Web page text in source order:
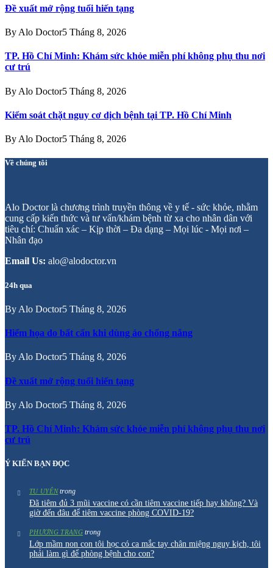
Đề xuất mở rộng tuổi hiến tạng
By Alo Doctor5 Tháng 8, 2026
TP. Hồ Chí Minh: Khám sức khỏe miễn phí không phụ thu nơi
cư trú
By Alo Doctor5 Tháng 8, 2026
Kiểm soát chặt nguy cơ dịch bệnh tại TP. Hồ Chí Minh
By Alo Doctor5 Tháng 8, 2026
Về chúng tôi
Alo Doctor là chương trình truyền thông về y tế - sức khỏe, nhằm
cung cấp kiến thức và tư vấn/khám bệnh từ xa cho nhân dân với
tiêu chí: Chuẩn xác – Kịp thời – Đa dạng – Mọi lúc - Mọi nơi –
Nhân đạo
Email Us: alo@alodoctor.vn
24h qua
By Alo Doctor5 Tháng 8, 2026
Hiểm họa do bất cẩn khi dùng áo chống nắng
By Alo Doctor5 Tháng 8, 2026
Đề xuất mở rộng tuổi hiến tạng
By Alo Doctor5 Tháng 8, 2026
TP. Hồ Chí Minh: Khám sức khỏe miễn phí không phụ thu nơi
cư trú
Ý KIẾN BẠN ĐỌC
TU UYÊNtrong
Đã tiêm đủ 3 mũi vaccine có cần tiêm vaccine tiếp hay không? Và
giờ đến đâu để tiêm vaccine phòng COVID-19?
PHƯƠNG TRANGtrong
Lớp mầm non con tôi học có ca mắc tay chân miệng nguy kịch, tôi
phải làm gì để phòng bệnh cho con?